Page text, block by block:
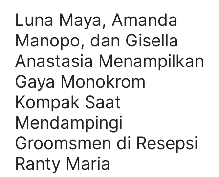
Luna Maya, Amanda
Manopo, dan Gisella
Anastasia Menampilkan
Gaya Monokrom
Kompak Saat
Mendampingi
Groomsmen di Resepsi
Ranty Maria